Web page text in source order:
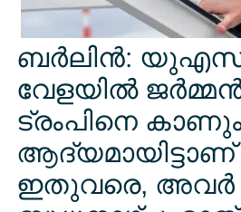
ബര്‍ലിന്‍:
വേളയില്‍
ട്രംപിനെ
ഇതുവരെ, അവര്‍